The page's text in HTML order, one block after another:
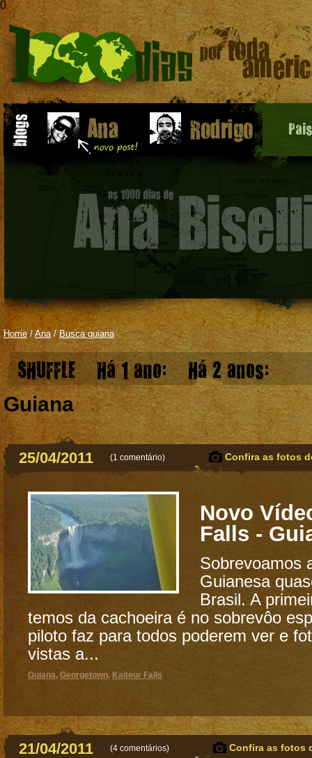
0
Home/ Ana/ Busca guiana
SHUFFLE Há 1 ano: Há 2 anos:
Guiana
25/04/2011 (1 comentário) Confira as fotos
Novo
Falls -
Sobrevoamos
Guianesa
Brasil. A
temos da cachoeira é no sobrevôo
piloto faz para todos poderem ver e
vistas a...
Guiana, Georgetown, Kaiteur Falls
21/04/2011 (4 comentários) Confira as fotos